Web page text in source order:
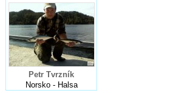
Petr Tvrzník
Norsko - Halsa